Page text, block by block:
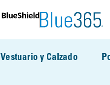
Vestuario y Calzado